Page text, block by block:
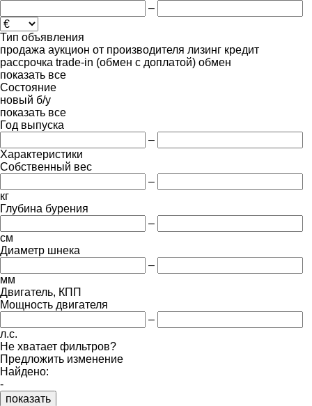
–
Тип объявления
продажа аукцион от производителя лизинг кредит
рассрочка trade-in (обмен с доплатой) обмен
показать все
Состояние
новый б/у
показать все
Год выпуска
–
Характеристики
Собственный вес
–
кг
Глубина бурения
–
см
Диаметр шнека
–
мм
Двигатель, КПП
Мощность двигателя
–
л.с.
Не хватает фильтров?
Предложить изменение
Найдено:
-
показать